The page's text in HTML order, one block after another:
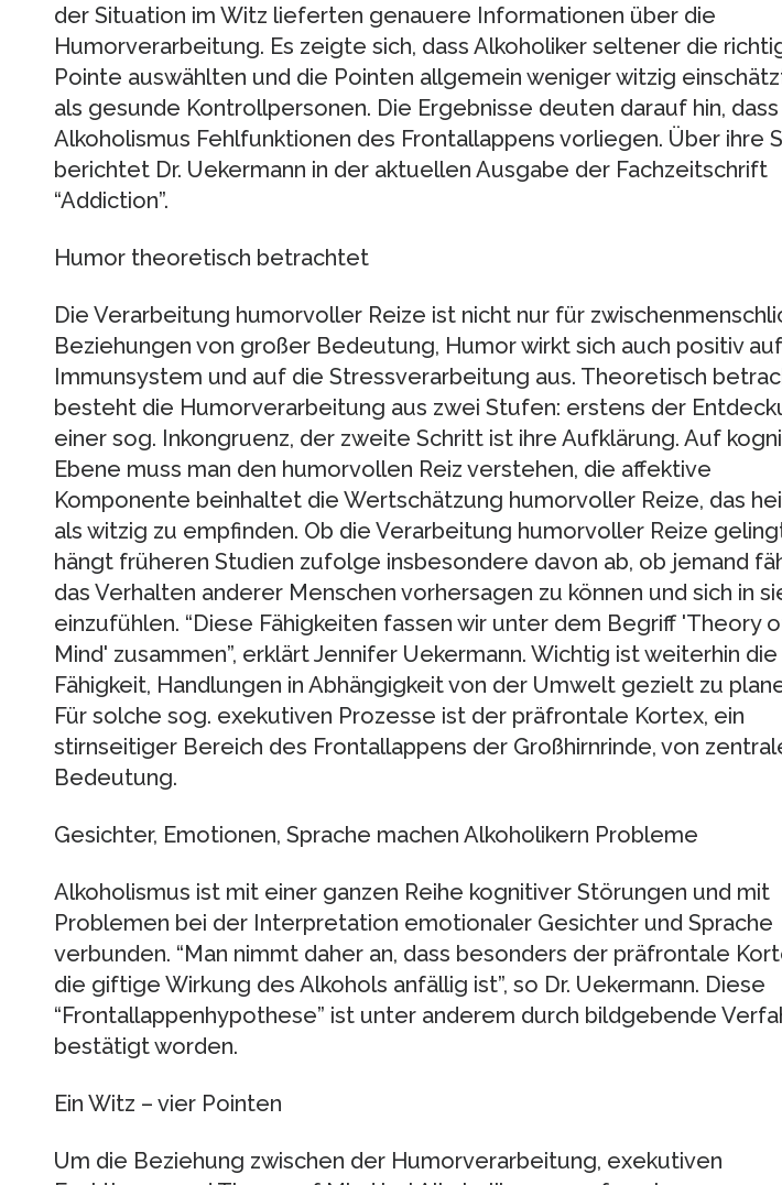
der Situation im Witz lieferten genauere Informationen über die
Humorverarbeitung. Es zeigte sich, dass Alkoholiker seltener die
Pointe auswählten und die Pointen allgemein weniger witzig
als gesunde Kontrollpersonen. Die Ergebnisse deuten darauf hin,
Alkoholismus Fehlfunktionen des Frontallappens vorliegen. Über ihre
berichtet Dr. Uekermann in der aktuellen Ausgabe der Fachzeitschrift
“Addiction”.
Humor theoretisch betrachtet
Die Verarbeitung humorvoller Reize ist nicht nur für
Beziehungen von großer Bedeutung, Humor wirkt sich auch positiv
Immunsystem und auf die Stressverarbeitung aus. Theoretisch
besteht die Humorverarbeitung aus zwei Stufen: erstens der
einer sog. Inkongruenz, der zweite Schritt ist ihre Aufklärung. Auf
Ebene muss man den humorvollen Reiz verstehen, die affektive
Komponente beinhaltet die Wertschätzung humorvoller Reize, das
als witzig zu empfinden. Ob die Verarbeitung humorvoller Reize
hängt früheren Studien zufolge insbesondere davon ab, ob jemand
das Verhalten anderer Menschen vorhersagen zu können und sich in
einzufühlen. “Diese Fähigkeiten fassen wir unter dem Begriff 'Theory
Mind' zusammen”, erklärt Jennifer Uekermann. Wichtig ist weiterhin die
Fähigkeit, Handlungen in Abhängigkeit von der Umwelt gezielt zu
Für solche sog. exekutiven Prozesse ist der präfrontale Kortex, ein
stirnseitiger Bereich des Frontallappens der Großhirnrinde, von
Bedeutung.
Gesichter, Emotionen, Sprache machen Alkoholikern Probleme
Alkoholismus ist mit einer ganzen Reihe kognitiver Störungen und mit
Problemen bei der Interpretation emotionaler Gesichter und Sprache
verbunden. “Man nimmt daher an, dass besonders der präfrontale
die giftige Wirkung des Alkohols anfällig ist”, so Dr. Uekermann. Diese
“Frontallappenhypothese” ist unter anderem durch bildgebende
bestätigt worden.
Ein Witz – vier Pointen
Um die Beziehung zwischen der Humorverarbeitung, exekutiven